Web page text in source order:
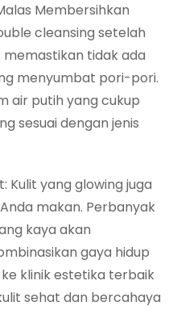
Membersihkan
cleansing setelah
tidak ada
menyumbat pori-pori.
air putih yang cukup
sesuai dengan jenis
Kulit yang glowing juga
makan. Perbanyak
kaya akan
gaya hidup
klinik estetika terbaik
sehat dan bercahaya